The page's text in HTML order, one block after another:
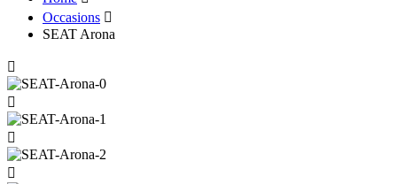
Occasions
SEAT Arona